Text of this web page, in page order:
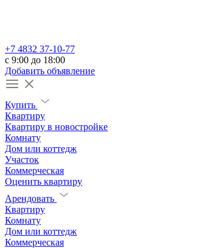
+7 4832 37-10-77
c 9:00 до 18:00
Добавить объявление
Купить
Квартиру
Квартиру в новостройке
Комнату
Дом или коттедж
Участок
Коммерческая
Оценить квартиру
Арендовать
Квартиру
Комнату
Дом или коттедж
Коммерческая